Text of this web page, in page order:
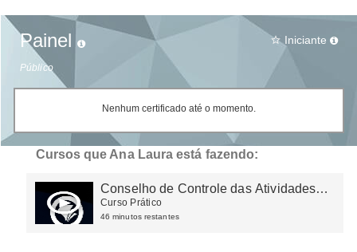
Painel
Público
star_border Iniciante
Nenhum certificado até o momento.
Cursos que Ana Laura está fazendo:
Conselho de Controle das Atividades
Financeiras - COAF
Curso Prático
46 minutos restantes